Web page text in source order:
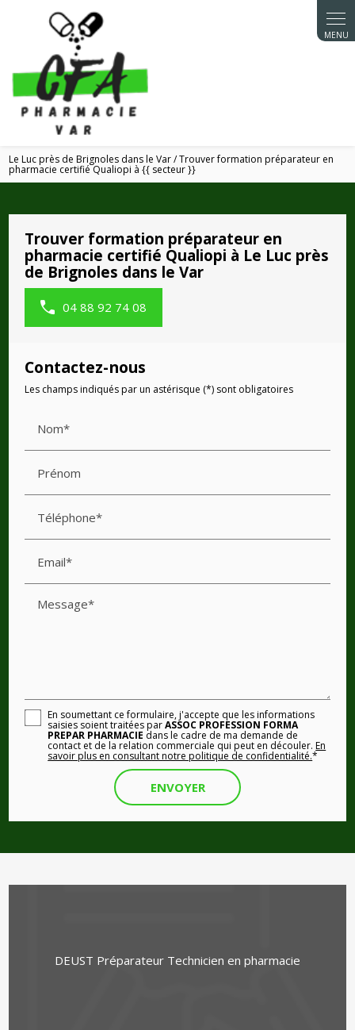
Le Luc près de Brignoles dans le Var / Trouver formation préparateur en
pharmacie certifié Qualiopi à {{ secteur }}
Trouver formation préparateur en
pharmacie certifié Qualiopi à Le Luc près
de Brignoles dans le Var
04 88 92 74 08
Contactez-nous
Les champs indiqués par un astérisque (*) sont obligatoires
Nom*
Prénom
Téléphone*
Email*
Message*
En soumettant ce formulaire, j'accepte que les informations
saisies soient traitées parASSOC PROFESSION FORMA
PREPAR PHARMACIE dans le cadre de ma demande de
contact et de la relation commerciale qui peut en découler.En
savoir plus en consultant notre politique de confidentialité.*
DEUST Préparateur Technicien en pharmacie